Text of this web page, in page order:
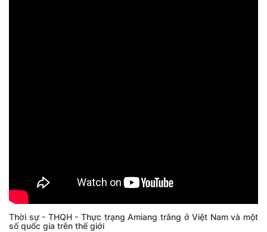
Thời sự - THQH - Thực trạng Amiang trắng ở Việt Nam và một
số quốc gia trên thế giới